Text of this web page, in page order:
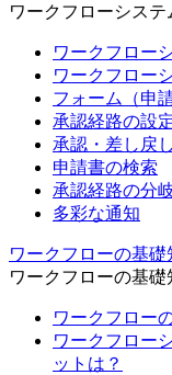
ワークフローシステ
ワークフロー
ワークフロー
フォーム（申
承認経路の設
承認・差し戻し
申請書の検索
承認経路の分
多彩な通知
ワークフローの基礎
ワークフローの基礎
ワークフロー
ワークフロー
ットは？